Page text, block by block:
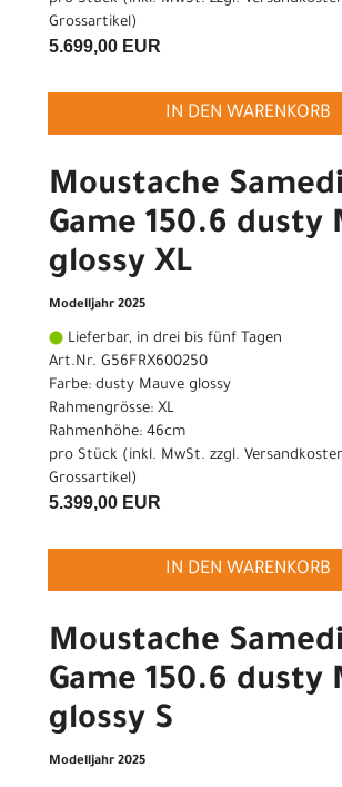
Grossartikel)
5.699,00 EUR
IN DEN WARENKORB
Moustache
Game 150.6 dusty
glossy XL
Modelljahr 2025
Lieferbar, in drei bis fünf Tagen
Art.Nr. G56FRX600250
Farbe: dusty Mauve glossy
Rahmengrösse: XL
Rahmenhöhe: 46cm
pro Stück (inkl. MwSt. zzgl.
Grossartikel)
5.399,00 EUR
IN DEN WARENKORB
Moustache
Game 150.6 dusty
glossy S
Modelljahr 2025